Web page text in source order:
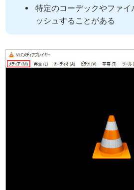
特定のコーデックやファイ
ッシュすることがある